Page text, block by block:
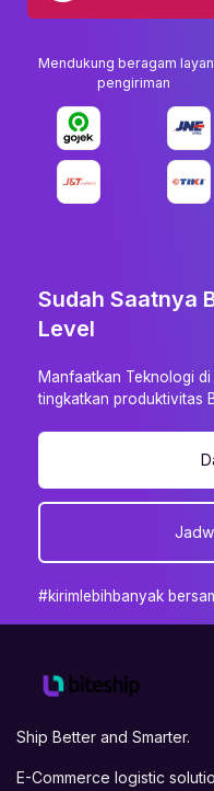
Mendukung beragam
pengiriman
Sudah Saatnya
Level
Manfaatkan Teknologi
tingkatkan produktivitas
#kirimlebihbanyak
Ship Better and Smarter.
E-Commerce logistic